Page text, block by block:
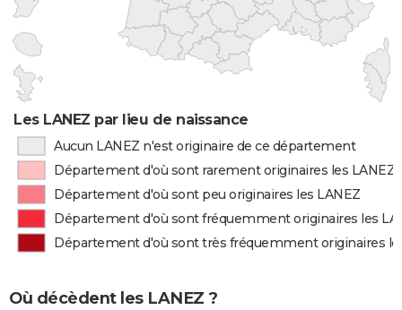
Les LANEZ par lieu de naissance
Aucun LANEZ n'est originaire de ce département
Département d'où sont rarement originaires les LANEZ
Département d'où sont peu originaires les LANEZ
Département d'où sont fréquemment originaires les
Département d'où sont très fréquemment originaires
Où décèdent les LANEZ ?